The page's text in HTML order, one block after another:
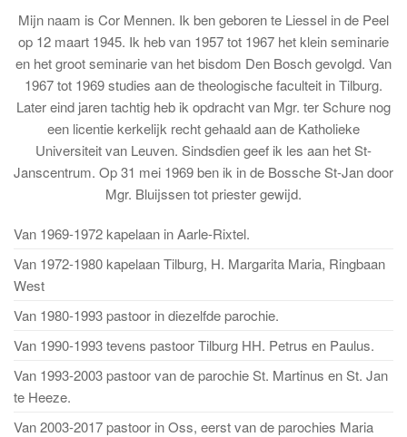
Mijn naam is Cor Mennen. Ik ben geboren te Liessel in de Peel
op 12 maart 1945. Ik heb van 1957 tot 1967 het klein seminarie
en het groot seminarie van het bisdom Den Bosch gevolgd. Van
1967 tot 1969 studies aan de theologische faculteit in Tilburg.
Later eind jaren tachtig heb ik opdracht van Mgr. ter Schure nog
een licentie kerkelijk recht gehaald aan de Katholieke
Universiteit van Leuven. Sindsdien geef ik les aan het St-
Janscentrum. Op 31 mei 1969 ben ik in de Bossche St-Jan door
Mgr. Bluijssen tot priester gewijd.
Van 1969-1972 kapelaan in Aarle-Rixtel.
Van 1972-1980 kapelaan Tilburg, H. Margarita Maria, Ringbaan
West
Van 1980-1993 pastoor in diezelfde parochie.
Van 1990-1993 tevens pastoor Tilburg HH. Petrus en Paulus.
Van 1993-2003 pastoor van de parochie St. Martinus en St. Jan
te Heeze.
Van 2003-2017 pastoor in Oss, eerst van de parochies Maria